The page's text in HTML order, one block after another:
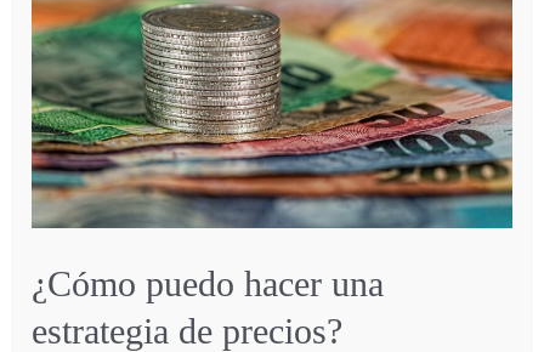
de
la
cadena
de
suministro?
¿Cómo puedo hacer una
estrategia de precios?